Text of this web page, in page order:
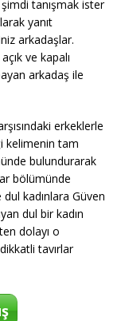
tanışmak ister
yanıt
arkadaşlar.
ve kapalı
arkadaş ile
erkeklerle
kelimenin tam
bulundurarak
bölümünde
kadınlara Güven
dul bir kadın
dolayı o
tavırlar